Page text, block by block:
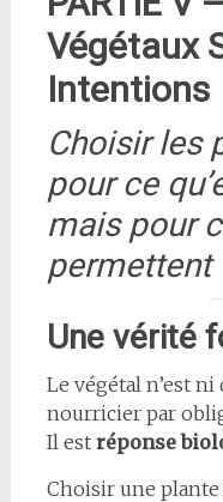
Végétaux
Intentions
Choisir les
pour ce
mais pour
permettent
Une vérité
Le végétal n’est
nourricier par
Il est réponse
Choisir une